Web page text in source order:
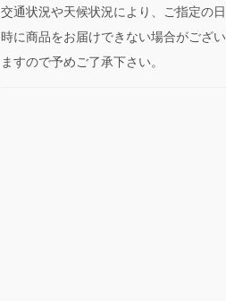
交通状況や天候状況により、ご指定の日
時に商品をお届けできない場合がござい
ますので予めご了承下さい。